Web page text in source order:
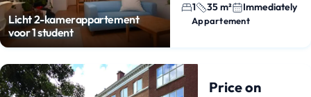
Licht 2-kamerappartement
voor 1 student
1
35 m² Immediately
Appartement
Price on